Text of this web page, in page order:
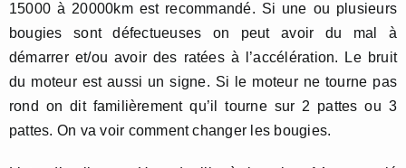
15000 à 20000km est recommandé. Si une ou plusieurs
bougies sont défectueuses on peut avoir du mal à
démarrer et/ou avoir des ratées à l’accélération. Le bruit
du moteur est aussi un signe. Si le moteur ne tourne pas
rond on dit familièrement qu’il tourne sur 2 pattes ou 3
pattes. On va voir comment changer les bougies.